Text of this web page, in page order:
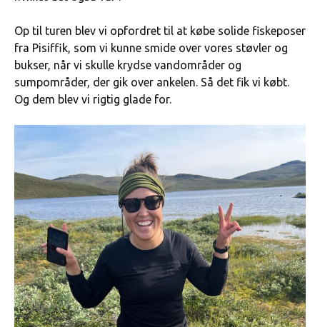
Op til turen blev vi opfordret til at købe solide fiskeposer
fra Pisiffik, som vi kunne smide over vores støvler og
bukser, når vi skulle krydse vandområder og
sumpområder, der gik over ankelen. Så det fik vi købt.
Og dem blev vi rigtig glade for.